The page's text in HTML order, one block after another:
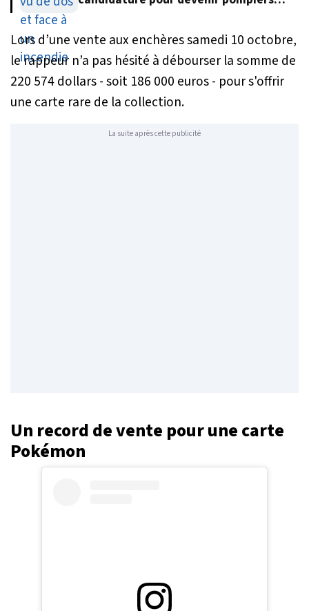
Lors d’une vente aux enchères samedi 10 octobre,
le rappeur n’a pas hésité à débourser la somme de
220 574 dollars - soit 186 000 euros - pour s'offrir
une carte rare de la collection.
La suite après cette publicité
Un record de vente pour une carte
Pokémon